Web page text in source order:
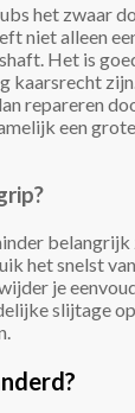
het zwaar
niet alleen
Het is
kaarsrecht
repareren
een
belangrijk
het snelst van
je
slijtage